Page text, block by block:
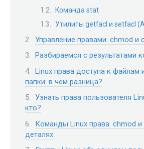
Команда stat
Утилиты getfacl и setfacl
Управление правами: chmod и
Разбираемся с результатами
Linux права доступа к файлам
папки: в чем разница?
Узнать права пользователя
кто?
Команды Linux права: chmod и
деталях